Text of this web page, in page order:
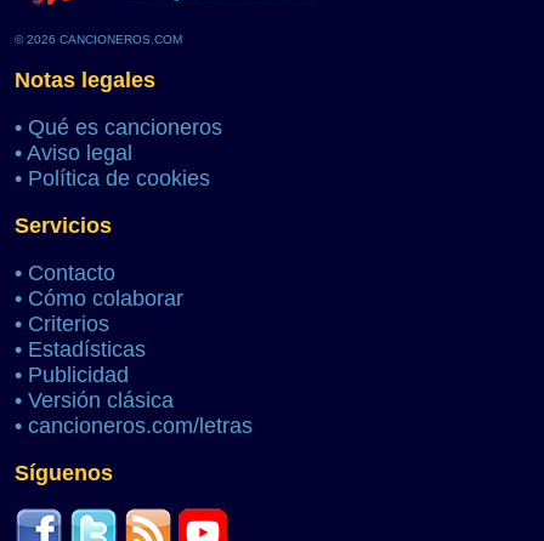
© 2026 CANCIONEROS.COM
Notas legales
• Qué es cancioneros
• Aviso legal
• Política de cookies
Servicios
• Contacto
• Cómo colaborar
• Criterios
• Estadísticas
• Publicidad
• Versión clásica
• cancioneros.com/letras
Síguenos